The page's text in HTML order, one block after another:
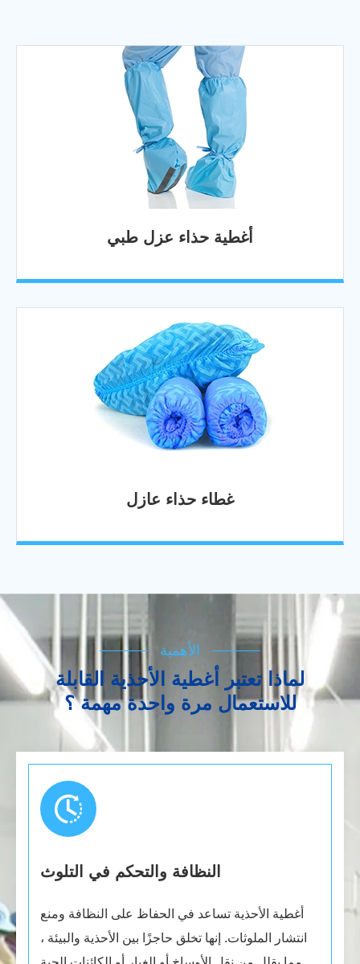
أغطية حذاء عزل طبي
غطاء حذاء عازل
الأهمية
لماذا تعتبر أغطية الأحذية القابلة
للاستعمال مرة واحدة مهمة ؟
النظافة والتحكم في التلوث
أغطية الأحذية تساعد في الحفاظ على النظافة ومنع
انتشار الملوثات. إنها تخلق حاجزًا بين الأحذية والبيئة ،